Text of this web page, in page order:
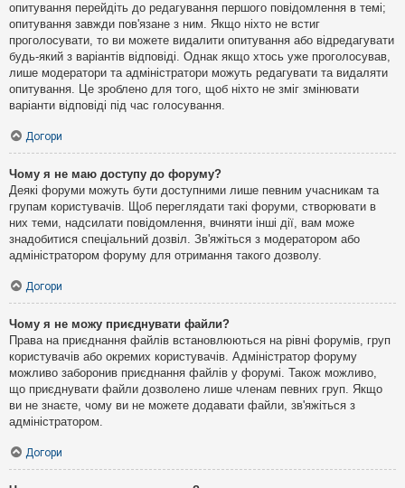
опитування перейдіть до редагування першого повідомлення в темі;
опитування завжди пов'язане з ним. Якщо ніхто не встиг
проголосувати, то ви можете видалити опитування або відредагувати
будь-який з варіантів відповіді. Однак якщо хтось уже проголосував,
лише модератори та адміністратори можуть редагувати та видаляти
опитування. Це зроблено для того, щоб ніхто не зміг змінювати
варіанти відповіді під час голосування.
Догори
Чому я не маю доступу до форуму?
Деякі форуми можуть бути доступними лише певним учасникам та
групам користувачів. Щоб переглядати такі форуми, створювати в
них теми, надсилати повідомлення, вчиняти інші дії, вам може
знадобитися спеціальний дозвіл. Зв'яжіться з модератором або
адміністратором форуму для отримання такого дозволу.
Догори
Чому я не можу приєднувати файли?
Права на приєднання файлів встановлюються на рівні форумів, груп
користувачів або окремих користувачів. Адміністратор форуму
можливо заборонив приєднання файлів у форумі. Також можливо,
що приєднувати файли дозволено лише членам певних груп. Якщо
ви не знаєте, чому ви не можете додавати файли, зв'яжіться з
адміністратором.
Догори